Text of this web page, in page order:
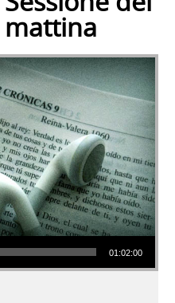
mattina
01:02:00